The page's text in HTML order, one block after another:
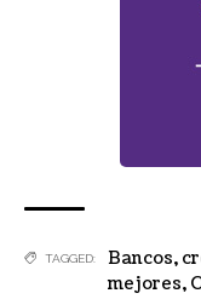
TAGGED: Bancos,
mejores,